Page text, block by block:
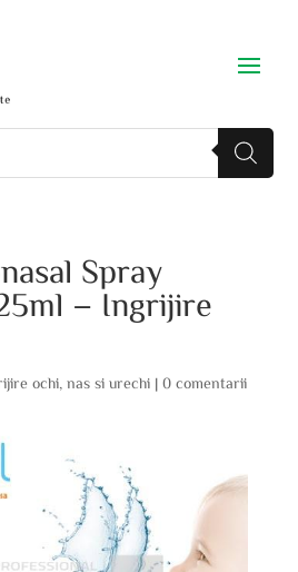
Spray
– Ingrijire
ochi, nas si urechi| 0 comentarii